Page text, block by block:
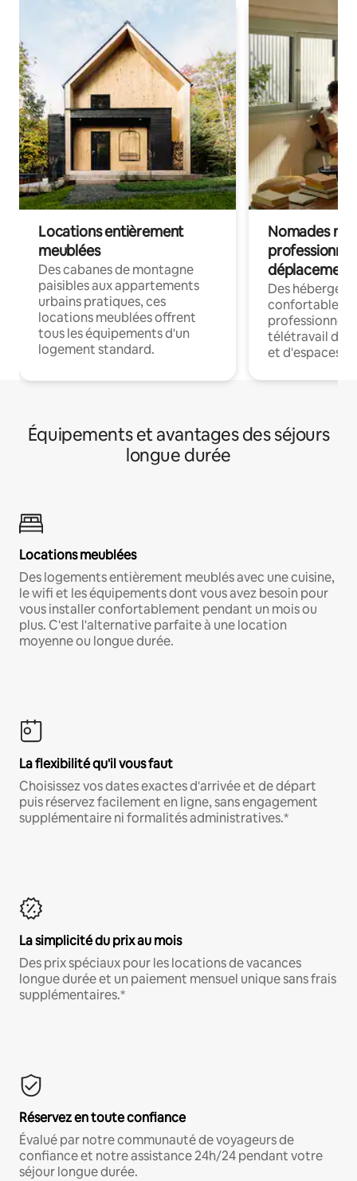
Locations entièrement
meublées
Des cabanes de montagne
paisibles aux appartements
urbains pratiques, ces
locations meublées offrent
tous les équipements d'un
logement standard.
Nomades
déplacement
Des
confortables
professionnels
télétravail
et d'espaces
Équipements et avantages des séjours
longue durée
Locations meublées
Des logements entièrement meublés avec une cuisine,
le wifi et les équipements dont vous avez besoin pour
vous installer confortablement pendant un mois ou
plus. C'est l'alternative parfaite à une location
moyenne ou longue durée.
La flexibilité qu'il vous faut
Choisissez vos dates exactes d'arrivée et de départ
puis réservez facilement en ligne, sans engagement
supplémentaire ni formalités administratives.*
La simplicité du prix au mois
Des prix spéciaux pour les locations de vacances
longue durée et un paiement mensuel unique sans frais
supplémentaires.*
Réservez en toute confiance
Évalué par notre communauté de voyageurs de
confiance et notre assistance 24h/24 pendant votre
séjour longue durée.